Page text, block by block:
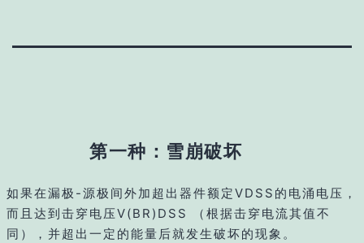
第一种：雪崩破坏
如果在漏极-源极间外加超出器件额定VDSS的电涌电压，
而且达到击穿电压V(BR)DSS （根据击穿电流其值不
同），并超出一定的能量后就发生破坏的现象。